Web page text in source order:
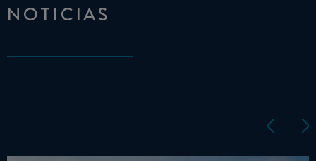
NOTICIAS